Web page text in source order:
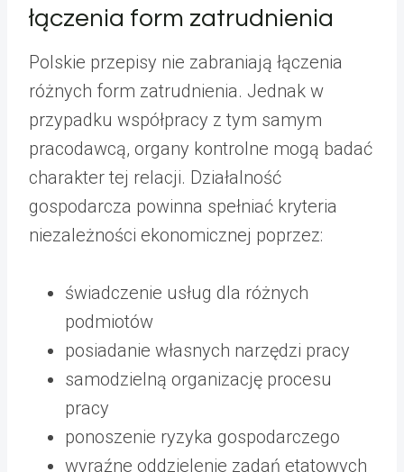
łączenia form zatrudnienia
Polskie przepisy nie zabraniają łączenia
różnych form zatrudnienia. Jednak w
przypadku współpracy z tym samym
pracodawcą, organy kontrolne mogą badać
charakter tej relacji. Działalność
gospodarcza powinna spełniać kryteria
niezależności ekonomicznej poprzez:
świadczenie usług dla różnych
podmiotów
posiadanie własnych narzędzi pracy
samodzielną organizację procesu
pracy
ponoszenie ryzyka gospodarczego
wyraźne oddzielenie zadań etatowych